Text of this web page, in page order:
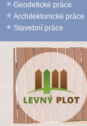
Geodetické práce
Architektonické práce
Stavební práce